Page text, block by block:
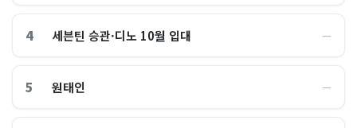
4 세븐틴 승관·디노 10월 입대 ―
5 원태인 ―